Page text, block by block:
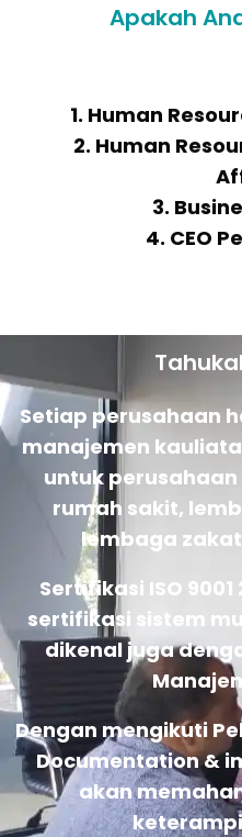
Apakah
1. Human
2. Human
3.
4. CEO
Setiap perusahaan
manajemen
untuk
rumah sakit,
lembaga
Sertifikasi ISO
sertifikasi sistem
dikenal juga
Dengan mengikuti
Documentation &
akan